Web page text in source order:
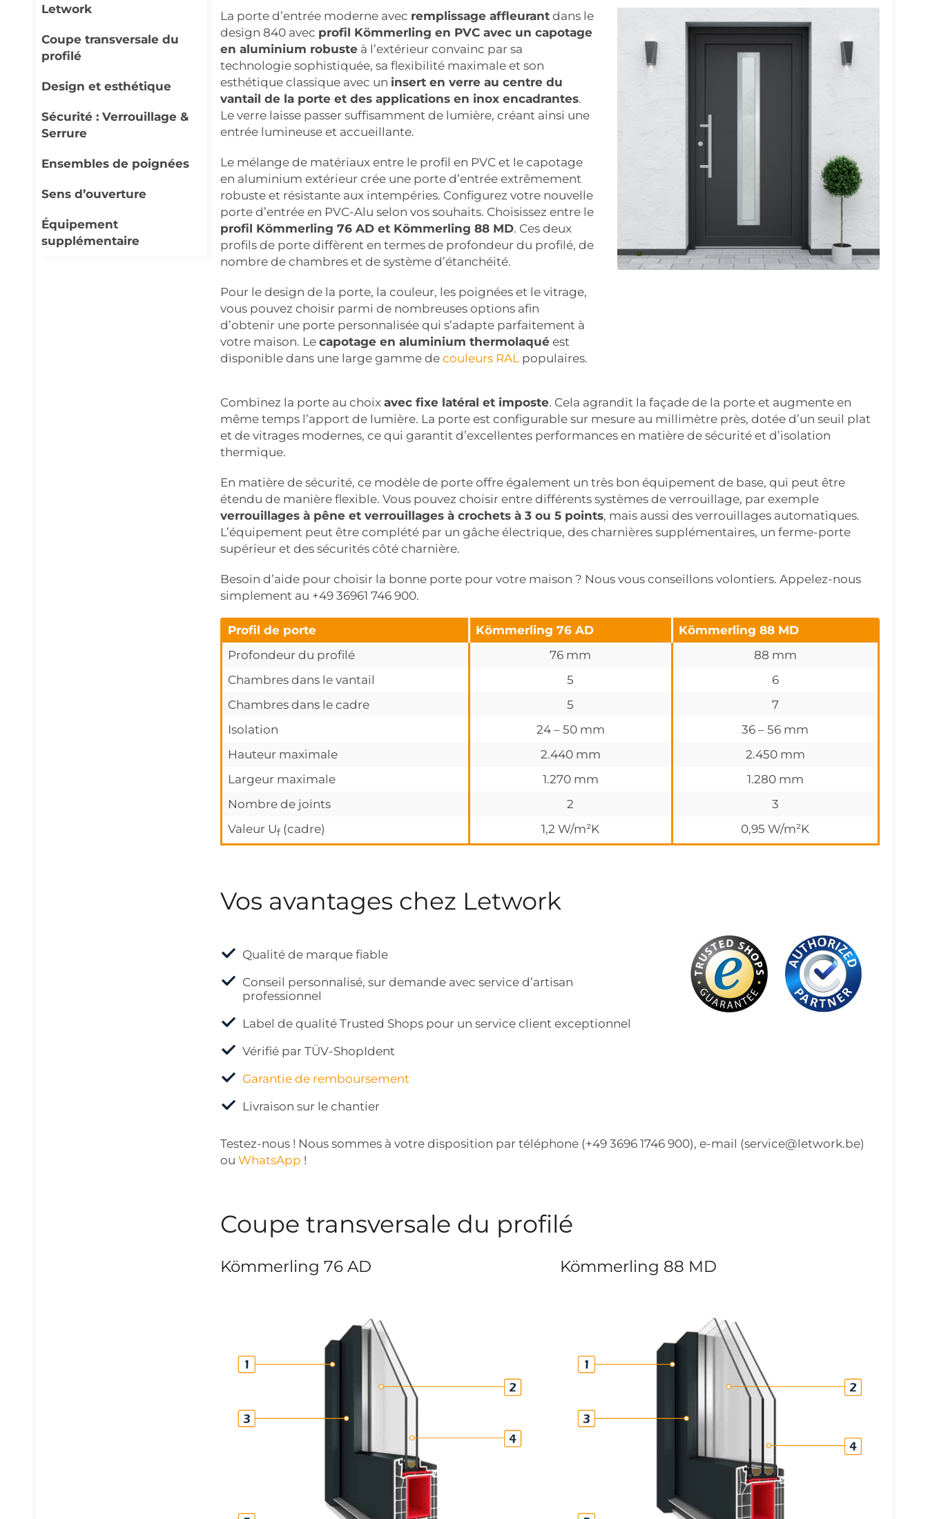
Letwork
Coupe transversale du
profilé
Design et esthétique
Sécurité : Verrouillage &
Serrure
Ensembles de poignées
Sens d’ouverture
Équipement
supplémentaire
La porte d’entrée moderne avec remplissage affleurantdans le
design 840 avec profil Kömmerling en PVC avec un capotage
en aluminium robusteà l’extérieur convainc par sa
technologie sophistiquée, sa flexibilité maximale et son
esthétique classique avec un insert en verre au centre du
vantail de la porte et des applications en inox encadrantes.
Le verre laisse passer suffisamment de lumière, créant ainsi une
entrée lumineuse et accueillante.
Le mélange de matériaux entre le profil en PVC et le capotage
en aluminium extérieur crée une porte d’entrée extrêmement
robuste et résistante aux intempéries. Configurez votre nouvelle
porte d’entrée en PVC-Alu selon vos souhaits. Choisissez entre le
profil Kömmerling 76 AD et Kömmerling 88 MD. Ces deux
profils de porte diffèrent en termes de profondeur du profilé, de
nombre de chambres et de système d’étanchéité.
Pour le design de la porte, la couleur, les poignées et le vitrage,
vous pouvez choisir parmi de nombreuses options afin
d’obtenir une porte personnalisée qui s’adapte parfaitement à
votre maison. Le capotage en aluminium thermolaquéest
disponible dans une large gamme de couleurs RAL populaires.
Combinez la porte au choix avec fixe latéral et imposte. Cela agrandit la façade de la porte et augmente en
même temps l’apport de lumière. La porte est configurable sur mesure au millimètre près, dotée d’un seuil plat
et de vitrages modernes, ce qui garantit d’excellentes performances en matière de sécurité et d’isolation
thermique.
En matière de sécurité, ce modèle de porte offre également un très bon équipement de base, qui peut être
étendu de manière flexible. Vous pouvez choisir entre différents systèmes de verrouillage, par exemple
verrouillages à pêne et verrouillages à crochets à 3 ou 5 points, mais aussi des verrouillages automatiques.
L’équipement peut être complété par un gâche électrique, des charnières supplémentaires, un ferme-porte
supérieur et des sécurités côté charnière.
Besoin d’aide pour choisir la bonne porte pour votre maison ? Nous vous conseillons volontiers. Appelez-nous
simplement au +49 36961 746 900.
Profil de porte Kömmerling 76 AD
Kömmerling 88 MD
Profondeur du profilé
76 mm
88 mm
Chambres dans le vantail
5
6
Chambres dans le cadre
5
7
Isolation
24 – 50 mm
36 – 56 mm
Hauteur maximale
2.440 mm
2.450 mm
Largeur maximale
1.270 mm
1.280 mm
Nombre de joints
2
3
Valeur Uf(cadre) 1,2 W/m²K 0,95 W/m²K
Vos avantages chez Letwork
Qualité de marque fiable
Conseil personnalisé, sur demande avec service d’artisan
professionnel
Label de qualité Trusted Shops pour un service client exceptionnel
Vérifié par TÜV-ShopIdent
Garantie de remboursement
Livraison sur le chantier
Testez-nous ! Nous sommes à votre disposition par téléphone (+49 3696 1746 900), e-mail (service@letwork.be)
ou WhatsApp !
Coupe transversale du profilé
Kömmerling 76 AD Kömmerling 88 MD